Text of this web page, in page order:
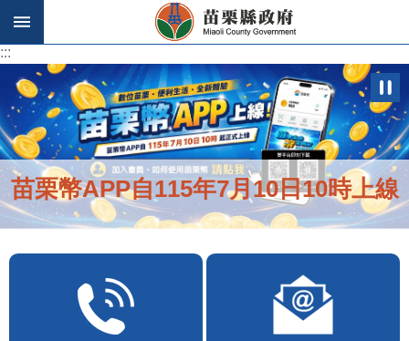
跳到主要內容區塊
:::
苗栗幣APP自115年7月10日10時上線